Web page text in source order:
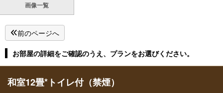
画像一覧
前のページへ
お部屋の詳細をご確認のうえ、プランをお選びください。
和室12畳*トイレ付（禁煙）